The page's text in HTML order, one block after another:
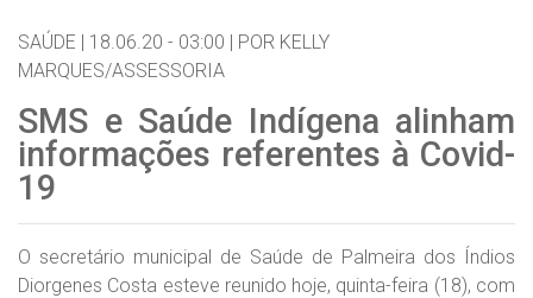
SAÚDE | 18.06.20 - 03:00 | POR KELLY
MARQUES/ASSESSORIA
SMS e Saúde Indígena alinham
informações referentes à Covid-
19
O secretário municipal de Saúde de Palmeira dos Índios
Diorgenes Costa esteve reunido hoje, quinta-feira (18), com